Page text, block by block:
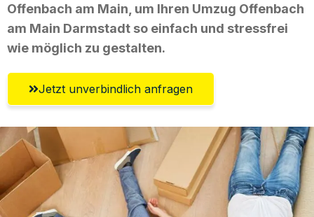
Offenbach am Main, um Ihren Umzug Offenbach
am Main Darmstadt so einfach und stressfrei
wie möglich zu gestalten.
Jetzt unverbindlich anfragen